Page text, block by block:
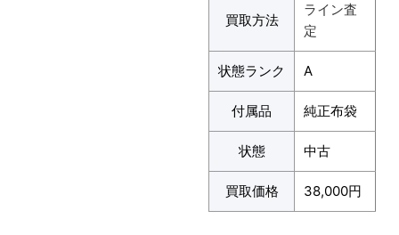
買取方法
ライン査
定
状態ランク A
付属品 純正布袋
状態 中古
買取価格 38,000円